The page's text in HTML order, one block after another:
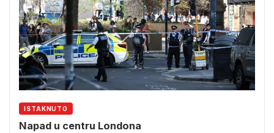
ISTAKNUTO
Napad u centru Londona